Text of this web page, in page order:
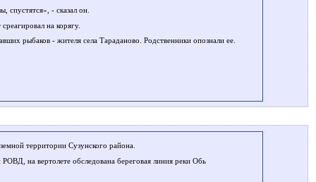
спустятся», - сказал он.
на корягу.
рыбаков - жителя села Тараданово. Родственники опознали ее.
территории Сузунского района.
на вертолете обследована береговая линия реки Обь